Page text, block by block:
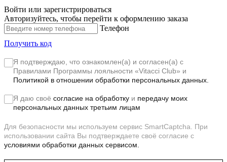
Войти или зарегистрироваться
Авторизуйтесь, чтобы перейти к оформлению заказа
Телефон
Получить код
Я подтверждаю, что ознакомлен(а) и согласен(а) с
Правилами Программы лояльности «Vitacci Club» и
Политикой в отношении обработки персональных данных.
Я даю своё согласие на обработку и передачу моих
персональных данных третьим лицам
Для безопасности мы используем сервис SmartCaptcha. При
использовании сайта Вы подтверждаете своё согласие с
условиями обработки данных сервисом.